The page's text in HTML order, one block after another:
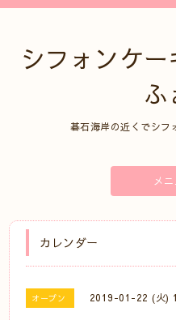
シフォンケ
ふ
碁石海岸の近くでシフ
メ
カレンダー
オープン 2019-01-22 (火)